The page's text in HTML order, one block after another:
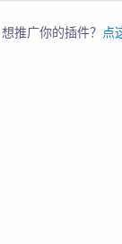
推广你的插件？ 点